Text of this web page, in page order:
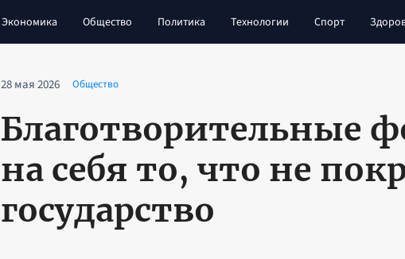
Экономика Общество Политика Технологии Спорт
28 мая 2026 Общество
Благотворительные
на себя то, что не
государство